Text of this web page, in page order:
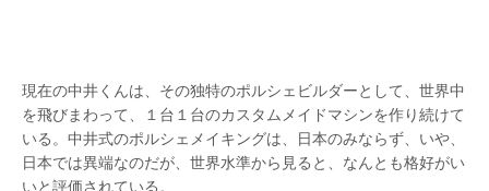
現在の中井くんは、その独特のポルシェビルダーとして、世界中
を飛びまわって、１台１台のカスタムメイドマシンを作り続けて
いる。中井式のポルシェメイキングは、日本のみならず、いや、
日本では異端なのだが、世界水準から見ると、なんとも格好がい
いと評価されている。